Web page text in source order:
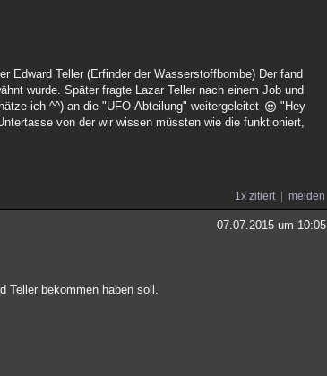
Edward Teller (Erfinder der Wasserstoffbombe) Der fand
wurde. Später fragte Lazar Teller nach einem Job und
ich ^^) an die "UFO-Abteilung" weitergeleitet
"Hey
von der wir wissen müssten wie die funktioniert,
1x zitiert melden
07.07.2015 um 10:05
Teller bekommen haben soll.